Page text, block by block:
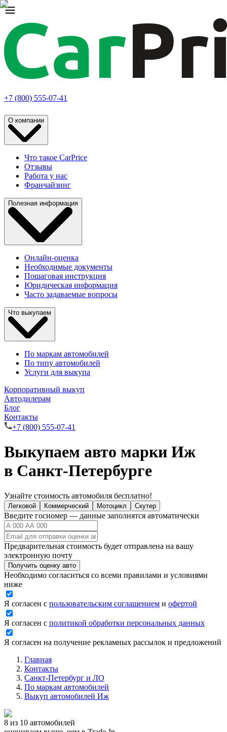
+7 (800) 555-07-41
О компании
Что такое CarPrice
Отзывы
Работа у нас
Франчайзинг
Полезная информация
Онлайн-оценка
Необходимые документы
Пошаговая инструкция
Юридическая информация
Часто задаваемые вопросы
Что выкупаем
По маркам автомобилей
По типу автомобилей
Услуги для выкупа
Корпоративный выкуп
Автодилерам
Блог
Контакты
+7 (800) 555-07-41
Выкупаем авто марки Иж
в Санкт-Петербурге
Узнайте стоимость автомобиля бесплатно!
Легковой Коммерческий Мотоцикл Скутер
Введите госномер — данные заполнятся автоматически
Предварительная стоимость будет отправлена на вашу
электронную почту
Получить оценку авто
Необходимо согласиться со всеми правилами и условиями
ниже
Я согласен с пользовательским соглашением и офертой
Я согласен с политикой обработки персональных данных
Я согласен на получение рекламных рассылок и предложений
Главная
Контакты
Санкт-Петербург и ЛО
По маркам автомобилей
Выкуп автомобилей Иж
8 из 10 автомобилей